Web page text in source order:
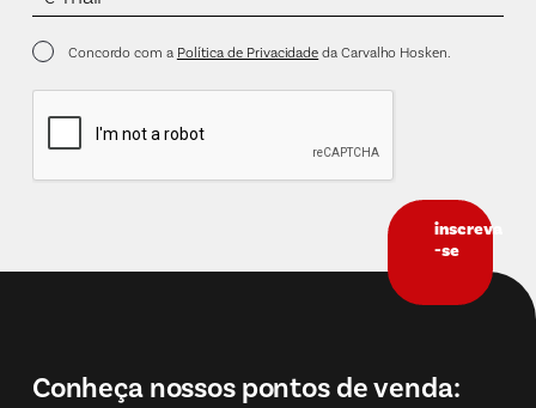
Concordo com a Política de Privacidade da Carvalho Hosken.
inscreva
-se
Conheça nossos pontos de venda: